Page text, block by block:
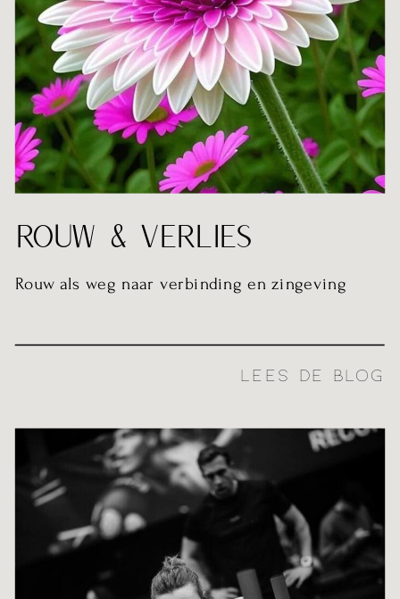
LEES DE BLOG
Rouw als weg naar verbinding en zingeving
ROUW & VERLIES